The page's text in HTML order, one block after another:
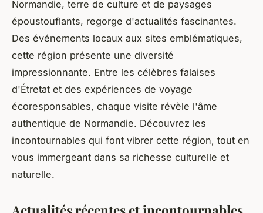
Normandie, terre de culture et de paysages
époustouflants, regorge d'actualités fascinantes.
Des événements locaux aux sites emblématiques,
cette région présente une diversité
impressionnante. Entre les célèbres falaises
d'Étretat et des expériences de voyage
écoresponsables, chaque visite révèle l'âme
authentique de Normandie. Découvrez les
incontournables qui font vibrer cette région, tout en
vous immergeant dans sa richesse culturelle et
naturelle.